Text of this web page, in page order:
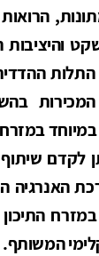
והיציבות
ההדדית
במיוחד
לקדם
התיכון